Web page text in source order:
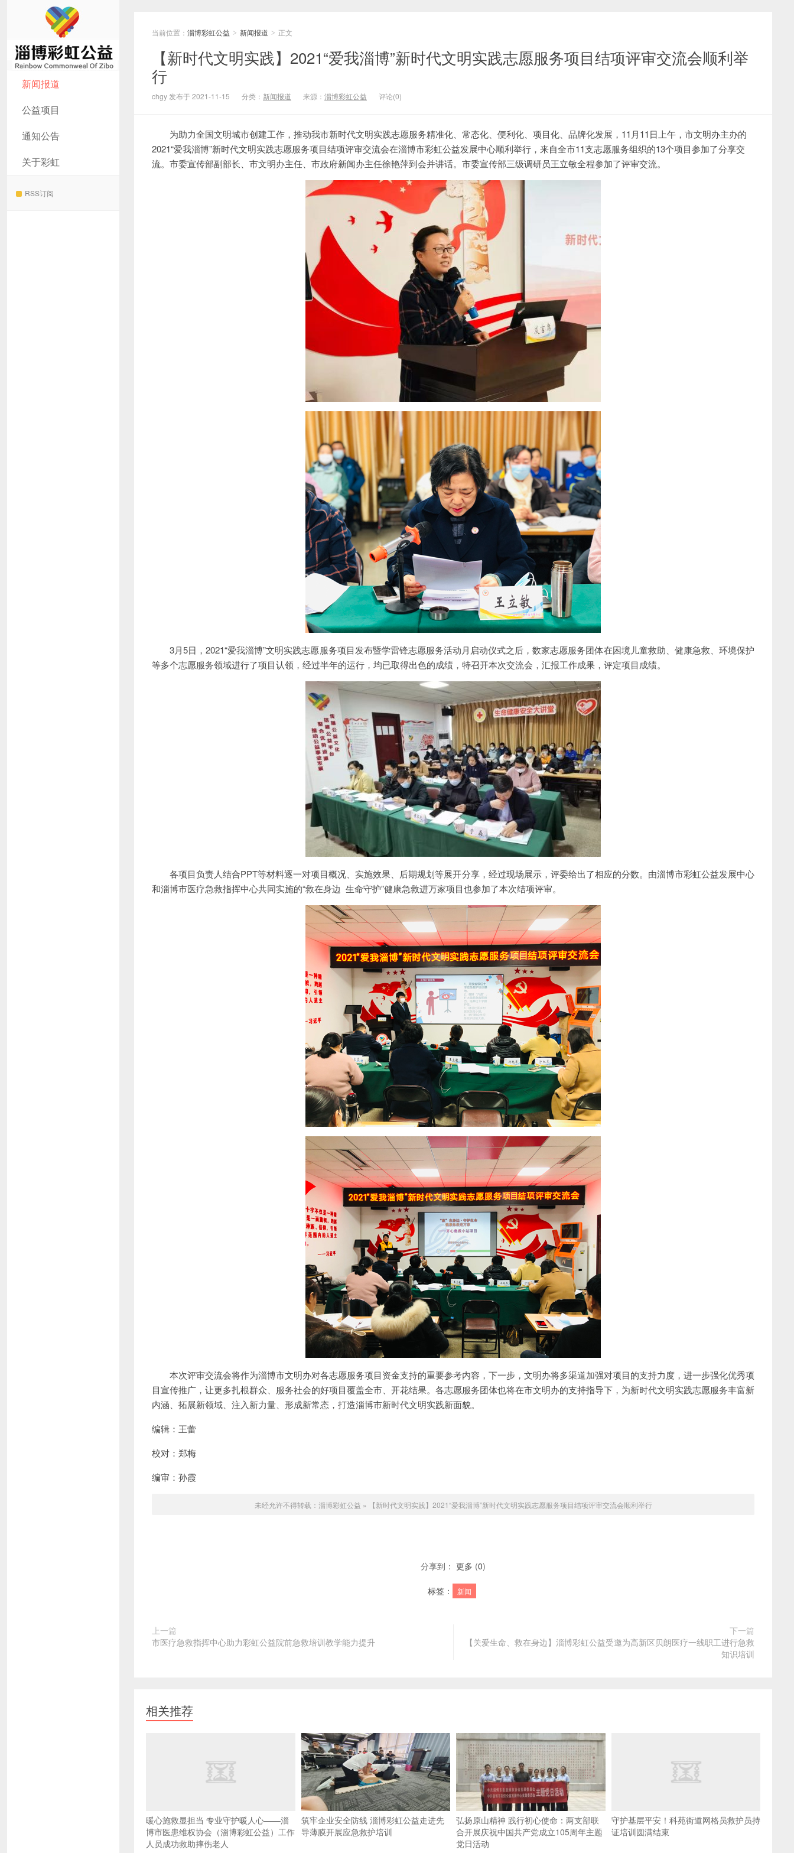
淄博彩虹公益
新闻报道
公益项目
通知公告
关于彩虹
RSS订阅
当前位置： 淄博彩虹公益 > 新闻报道 > 正文
【新时代文明实践】2021“爱我淄博”新时代文明实践志愿服务项目结项评审交流会顺利举
行
chgy 发布于 2021-11-15 分类： 新闻报道 来源： 淄博彩虹公益 评论(0)
为助力全国文明城市创建工作，推动我市新时代文明实践志愿服务精准化、常态化、便利化、项目化、品牌化发展，11月11日上午，市文明办主办的
2021“爱我淄博”新时代文明实践志愿服务项目结项评审交流会在淄博市彩虹公益发展中心顺利举行，来自全市11支志愿服务组织的13个项目参加了分享交
流。市委宣传部副部长、市文明办主任、市政府新闻办主任徐艳萍到会并讲话。市委宣传部三级调研员王立敏全程参加了评审交流。
3月5日，2021“爱我淄博”文明实践志愿服务项目发布暨学雷锋志愿服务活动月启动仪式之后，数家志愿服务团体在困境儿童救助、健康急救、环境保护
等多个志愿服务领域进行了项目认领，经过半年的运行，均已取得出色的成绩，特召开本次交流会，汇报工作成果，评定项目成绩。
各项目负责人结合PPT等材料逐一对项目概况、实施效果、后期规划等展开分享，经过现场展示，评委给出了相应的分数。由淄博市彩虹公益发展中心
和淄博市医疗急救指挥中心共同实施的“救在身边 生命守护”健康急救进万家项目也参加了本次结项评审。
本次评审交流会将作为淄博市文明办对各志愿服务项目资金支持的重要参考内容，下一步，文明办将多渠道加强对项目的支持力度，进一步强化优秀项
目宣传推广，让更多扎根群众、服务社会的好项目覆盖全市、开花结果。各志愿服务团体也将在市文明办的支持指导下，为新时代文明实践志愿服务丰富新
内涵、拓展新领域、注入新力量、形成新常态，打造淄博市新时代文明实践新面貌。
编辑：王蕾
校对：郑梅
编审：孙霞
未经允许不得转载： 淄博彩虹公益 » 【新时代文明实践】2021“爱我淄博”新时代文明实践志愿服务项目结项评审交流会顺利举行
分享到： 更多 (0)
标签： 新闻
上一篇
市医疗急救指挥中心助力彩虹公益院前急救培训教学能力提升
下一篇
【关爱生命、救在身边】淄博彩虹公益受邀为高新区贝朗医疗一线职工进行急救
知识培训
相关推荐
暖心施救显担当 专业守护暖人心——淄
博市医患维权协会（淄博彩虹公益）工作
人员成功救助摔伤老人
筑牢企业安全防线 淄博彩虹公益走进先
导薄膜开展应急救护培训
弘扬原山精神 践行初心使命：两支部联
合开展庆祝中国共产党成立105周年主题
党日活动
守护基层平安！科苑街道网格员救护员持
证培训圆满结束